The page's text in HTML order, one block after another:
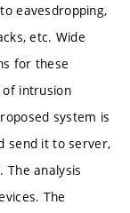
eavesdropping,
etc. Wide
for these
of intrusion
system is
send it to server,
The analysis
The